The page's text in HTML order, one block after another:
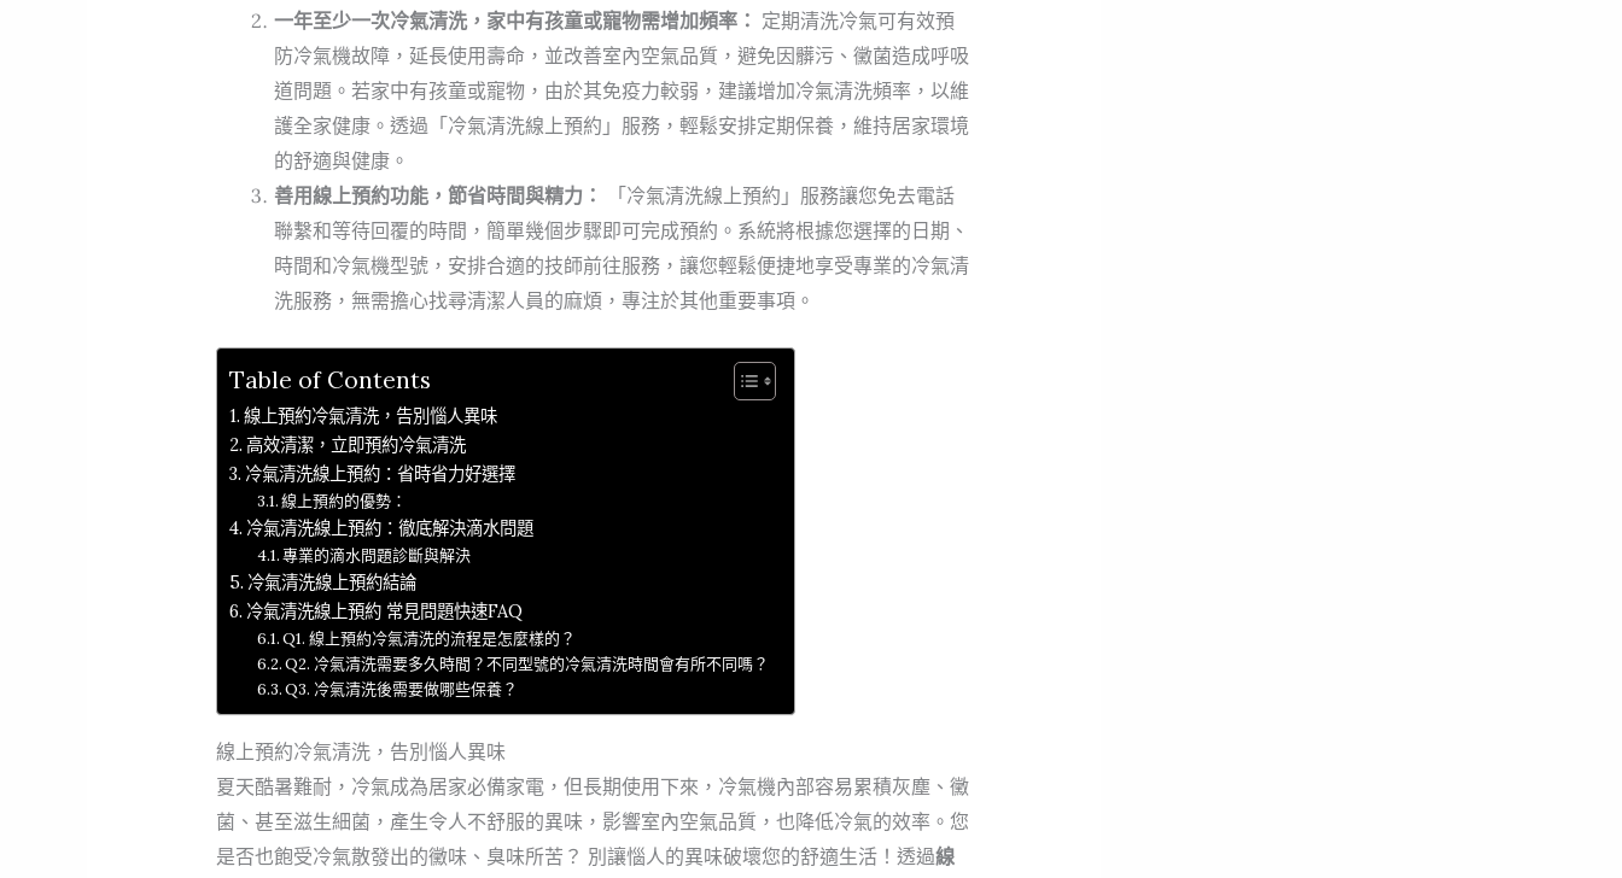
一年至少一次冷氣清洗，家中有孩童或寵物需增加頻率： 定期清洗冷氣可有效預
防冷氣機故障，延長使用壽命，並改善室內空氣品質，避免因髒污、黴菌造成呼吸
道問題。若家中有孩童或寵物，由於其免疫力較弱，建議增加冷氣清洗頻率，以維
護全家健康。透過「冷氣清洗線上預約」服務，輕鬆安排定期保養，維持居家環境
的舒適與健康。
善用線上預約功能，節省時間與精力：
「冷氣清洗線上預約」服務讓您免去電話
聯繫和等待回覆的時間，簡單幾個步驟即可完成預約。系統將根據您選擇的日期、
時間和冷氣機型號，安排合適的技師前往服務，讓您輕鬆便捷地享受專業的冷氣清
洗服務，無需擔心找尋清潔人員的麻煩，專注於其他重要事項。
Table of Contents
線上預約冷氣清洗，告別惱人異味
高效清潔，立即預約冷氣清洗
冷氣清洗線上預約：省時省力好選擇
線上預約的優勢：
冷氣清洗線上預約：徹底解決滴水問題
專業的滴水問題診斷與解決
冷氣清洗線上預約結論
冷氣清洗線上預約 常見問題快速FAQ
Q1. 線上預約冷氣清洗的流程是怎麼樣的？
Q2. 冷氣清洗需要多久時間？不同型號的冷氣清洗時間會有所不同嗎？
Q3. 冷氣清洗後需要做哪些保養？
線上預約冷氣清洗，告別惱人異味
夏天酷暑難耐，冷氣成為居家必備家電，但長期使用下來，冷氣機內部容易累積灰塵、黴
菌、甚至滋生細菌，產生令人不舒服的異味，影響室內空氣品質，也降低冷氣的效率。您
是否也飽受冷氣散發出的黴味、臭味所苦？ 別讓惱人的異味破壞您的舒適生活！透過線